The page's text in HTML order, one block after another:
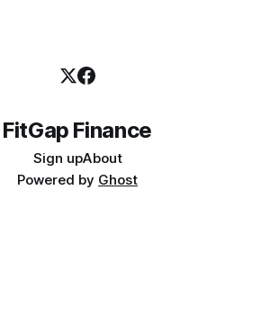
FitGap Finance
Sign upAbout
Powered by Ghost